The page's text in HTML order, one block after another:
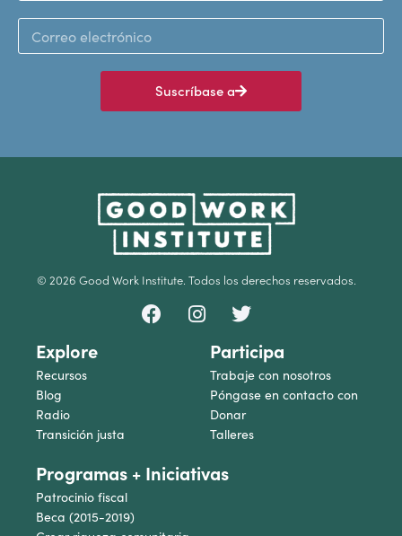
Suscríbase a
© 2026 Good Work Institute. Todos los derechos reservados.
Explore
Recursos
Blog
Radio
Transición justa
Participa
Trabaje con nosotros
Póngase en contacto con
Donar
Talleres
Programas + Iniciativas
Patrocinio fiscal
Beca (2015-2019)